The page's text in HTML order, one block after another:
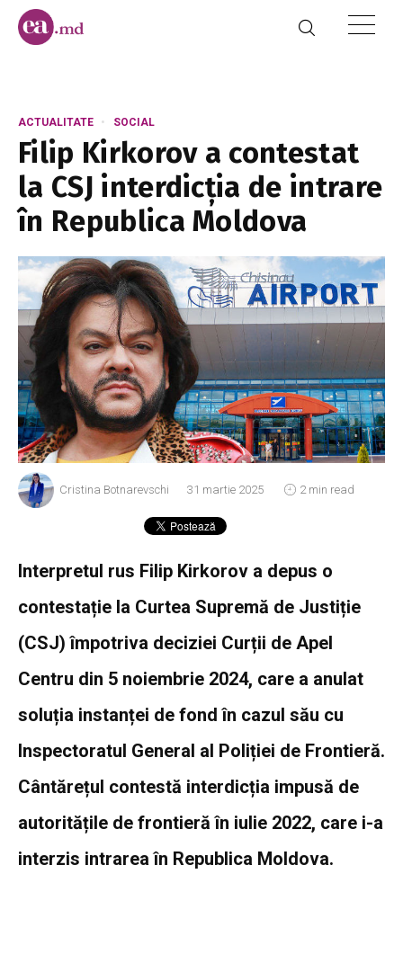
ACTUALITATE SOCIAL
Filip Kirkorov a contestat
la CSJ interdicția de intrare
în Republica Moldova
Cristina Botnarevschi 31 martie 2025 2 min read
Interpretul rus Filip Kirkorov a depus o
contestație la Curtea Supremă de Justiție
(CSJ) împotriva deciziei Curții de Apel
Centru din 5 noiembrie 2024, care a anulat
soluția instanței de fond în cazul său cu
Inspectoratul General al Poliției de Frontieră.
Cântărețul contestă interdicția impusă de
autoritățile de frontieră în iulie 2022, care i-a
interzis intrarea în Republica Moldova.